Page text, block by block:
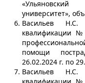
«Ульяновский
университет»,
Васильев Н.С.
квалификации №
помощи
26.02.2024 г. по
Васильев Н.С.